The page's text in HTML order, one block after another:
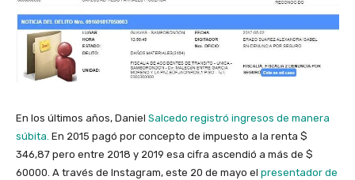
En los últimos años, Daniel Salcedo registró ingresos de manera
súbita. En 2015 pagó por concepto de impuesto a la renta $
346,87 pero entre 2018 y 2019 esa cifra ascendió a más de $
60000. A través de Instagram, este 20 de mayo el presentador de